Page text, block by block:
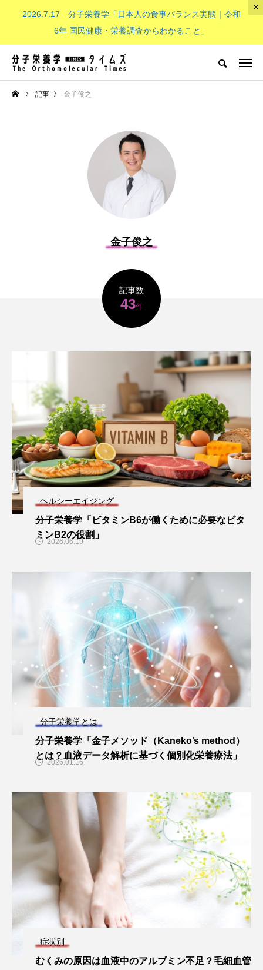
The Orthomolecular Times
分子栄養学とは 子供（成長期）
NEW POST
分子栄養学「金子メソッド（Kan
子供の栄養「現代の子どもたち
DHA EPA α-リポ酸
オメガ3・EPA
オメガ3・EPA・DHA カリウム カルシウム
クロム グルタミン ケイ素 セレン
タンパク質 ナイアシン ナトリウム
パントテン酸 ビタミン ビタミンA
ビタミンB ビタミンB6
ビタミンC ビタミンD
マグネシウム
モリブデン ヨウ素 亜鉛
亜鉛、銅 亜鉛・銅 免疫 口腔内環境
微量ミネラル 糖質 糖質・血糖値
脂溶性ビタミン 腸内環境 血糖値
貧血 貧血 鉄 貧血鉄 酵素 鉄
2026.7.17 分子栄養学「日本人の食事バランス実態｜令和
6年 国民健康・栄養調査からわかること」
記事 金子俊之
金子俊之
記事数
43件
ヘルシーエイジング
分子栄養学「ビタミンB6が働くために必要なビタ
ミンB2の役割」
2026.06.19
分子栄養学とは
分子栄養学「金子メソッド（Kaneko’s method）
とは？血液データ解析に基づく個別化栄養療法」
2026.01.16
症状別
むくみの原因は血液中のアルブミン不足？毛細血管